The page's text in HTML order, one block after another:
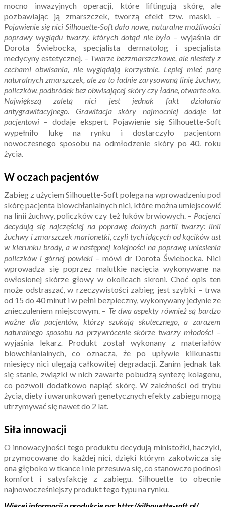
mocno inwazyjnych operacji, które liftingują skórę, ale
pozbawiając ją zmarszczek, tworzą efekt tzw. maski. –
Pojawienie się nici Silhouette-Soft dało nowe, naturalne możliwości
poprawy wyglądu twarzy, których dotąd nie było – wyjaśnia dr
Dorota Świebocka, specjalista dermatolog i specjalista
medycyny estetycznej. – Twarze bezzmarszczkowe, ale niestety z
cechami obwisania, nie wyglądają korzystnie. Lepiej mieć parę
naturalnych zmarszczek, ale za to ładnie zarysowaną linię żuchwy,
policzków, podbródek bez obwisającej skóry czy ładne, otwarte oko.
Największą zaletą nici jest jednak fakt działania
antygrawitacyjnego. Grawitacja skóry najmocniej dodaje lat
pacjentowi – dodaje ekspert. Pojawienie się Silhouette-Soft
wypełniło lukę na rynku i dostarczyło pacjentom
nowoczesnego sposobu na odmłodzenie skóry po 40. roku
życia.
W oczach pacjentów
Zabieg z użyciem Silhouette-Soft polega na wprowadzeniu pod
skórę pacjenta biowchłanialnych nici, które można umiejscowić
na linii żuchwy, policzków czy też łuków brwiowych. – Pacjenci
decydują się najczęściej na poprawę dolnych partii twarzy: linii
żuchwy i zmarszczek marionetki, czyli tych idących od kącików ust
w kierunku brody, a w następnej kolejności na poprawę uniesienia
policzków i górnej powieki– mówi dr Dorota Świebocka. Nici
wprowadza się poprzez malutkie nacięcia wykonywane na
owłosionej skórze głowy w okolicach skroni. Choć opis ten
może odstraszać, w rzeczywistości zabieg jest szybki – trwa
od 15 do 40 minut i w pełni bezpieczny, wykonywany jedynie ze
znieczuleniem miejscowym. – Te dwa aspekty również są bardzo
ważne dla pacjentów, którzy szukają skutecznego, a zarazem
naturalnego sposobu na przywrócenie skórze twarzy młodości –
wyjaśnia lekarz. Produkt został wykonany z materiałów
biowchłanialnych, co oznacza, że po upływie kilkunastu
miesięcy nici ulegają całkowitej degradacji. Zanim jednak tak
się stanie, związki w nich zawarte pobudzą syntezę kolagenu,
co pozwoli dodatkowo napiąć skórę. W zależności od trybu
życia, diety i uwarunkowań genetycznych efekty zabiegu mogą
utrzymywać się nawet do 2 lat.
Siła innowacji
O innowacyjności tego produktu decydują ministożki, haczyki,
przymocowane do każdej nici, dzięki którym zakotwicza się
ona głęboko w tkance i nie przesuwa się, co stanowczo podnosi
komfort i satysfakcję z zabiegu. Silhouette to obecnie
najnowocześniejszy produkt tego typu na rynku.